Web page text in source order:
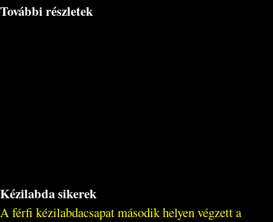
További részletek
Kézilabda sikerek
A férfi kézilabdacsapat második helyen végzett a